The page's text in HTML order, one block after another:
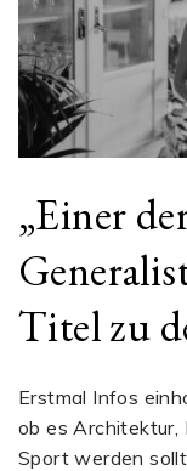
„Einer
Titel zu
Erstmal Infos
ob es Architektur,
Sport werden